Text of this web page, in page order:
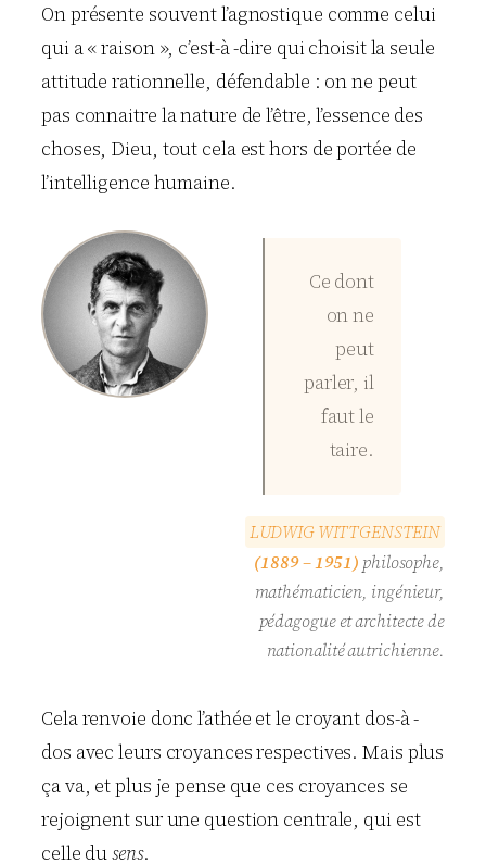
On présente souvent l’agnostique comme celui
qui a « raison », c’est-à -dire qui choisit la seule
attitude rationnelle, défendable : on ne peut
pas connaitre la nature de l’être, l’essence des
choses, Dieu, tout cela est hors de portée de
l’intelligence humaine.
Ce dont
on ne
peut
parler, il
faut le
taire.
LUDWIGWITTGENSTEIN
(1889 – 1951) philosophe,
mathématicien, ingénieur,
pédagogue et architecte de
nationalité autrichienne.
Cela renvoie donc l’athée et le croyant dos-à -
dos avec leurs croyances respectives. Mais plus
ça va, et plus je pense que ces croyances se
rejoignent sur une question centrale, qui est
celle dusens.